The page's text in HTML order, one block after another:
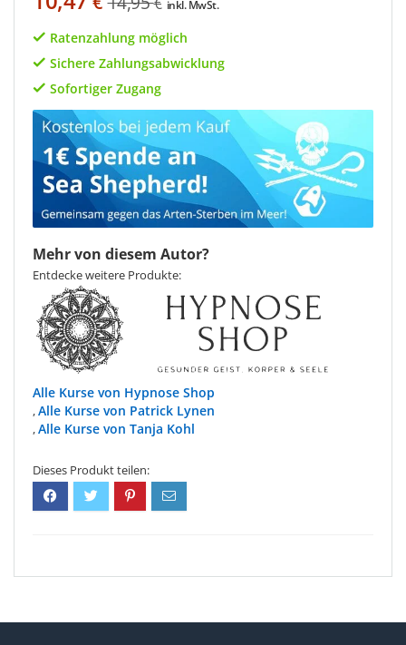
inkl. MwSt.
Ratenzahlung möglich
Sichere Zahlungsabwicklung
Sofortiger Zugang
Mehr von diesem Autor?
Entdecke weitere Produkte:
Hypnose Shop
, Patrick Lynen
, Tanja Kohl